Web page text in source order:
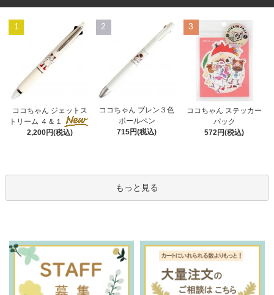
1
ココちゃん ジェットス
トリーム ４＆１
2,200円(税込)
2
ココちゃん ブレン３色
ボールペン
715円(税込)
3
ココちゃん ステッカー
パック
572円(税込)
もっと見る